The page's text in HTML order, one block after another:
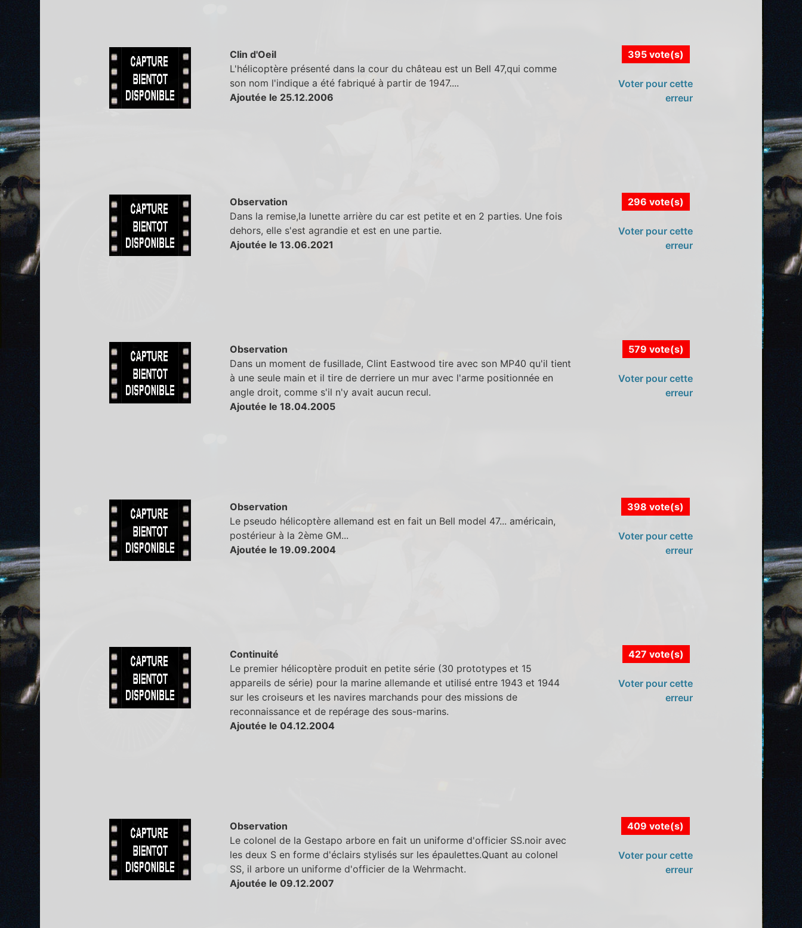
Clin d'Oeil
L'hélicoptère présenté dans la cour du château est un Bell 47,qui comme
son nom l'indique a été fabriqué à partir de 1947....
Ajoutée le 25.12.2006
395 vote(s)
Voter pour cette
erreur
Observation
Dans la remise,la lunette arrière du car est petite et en 2 parties. Une fois
dehors, elle s'est agrandie et est en une partie.
Ajoutée le 13.06.2021
296 vote(s)
Voter pour cette
erreur
Observation
Dans un moment de fusillade, Clint Eastwood tire avec son MP40 qu'il tient
à une seule main et il tire de derriere un mur avec l'arme positionnée en
angle droit, comme s'il n'y avait aucun recul.
Ajoutée le 18.04.2005
579 vote(s)
Voter pour cette
erreur
Observation
Le pseudo hélicoptère allemand est en fait un Bell model 47... américain,
postérieur à la 2ème GM...
Ajoutée le 19.09.2004
398 vote(s)
Voter pour cette
erreur
Continuité
Le premier hélicoptère produit en petite série (30 prototypes et 15
appareils de série) pour la marine allemande et utilisé entre 1943 et 1944
sur les croiseurs et les navires marchands pour des missions de
reconnaissance et de repérage des sous-marins.
Ajoutée le 04.12.2004
427 vote(s)
Voter pour cette
erreur
Observation
Le colonel de la Gestapo arbore en fait un uniforme d'officier SS.noir avec
les deux S en forme d'éclairs stylisés sur les épaulettes.Quant au colonel
SS, il arbore un uniforme d'officier de la Wehrmacht.
Ajoutée le 09.12.2007
409 vote(s)
Voter pour cette
erreur